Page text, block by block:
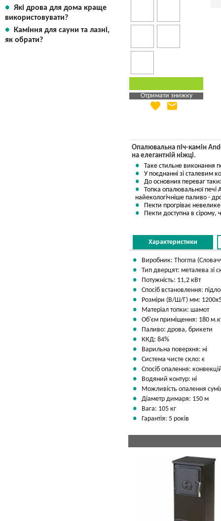
Які дрова для дома краще
використовувати?
Каміння для сауни та лазні,
як обрати?
Отримати знижку
Яка Ваша ціна
favorite email
Опалювальна піч-камін
на елегантній ніжці.
Таке стильне виконання
У поєднанні зі сталевим
До основних переваг
Топка опалювальної
найекологічніше паливо -
Пекти прогріває
Пекти доступна в
Характеристики
Виробник: Thorma
Тип дверцят: металева зі
Потужність: 11,2 кВт
Спосіб встановлення:
Розміри (В/Ш/Г) мм:
Матеріал топки: шамот
Об'єм приміщення: 180
Паливо: дрова, брикети
ККД: 84%
Варильна поверхня: ні
Система чисте скло: є
Спосіб опалення:
Водяний контур: ні
Можливість опалення
Діаметр димаря: 150 м
Вага: 105 кг
Гарантія: 5 років